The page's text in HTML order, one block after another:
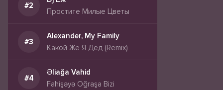
Простите Милые Цветы
Alexander, My Family
Какой Же Я Дед (Remix)
Əliağa Vahid
Fahişəyə Oğraşa Bizi